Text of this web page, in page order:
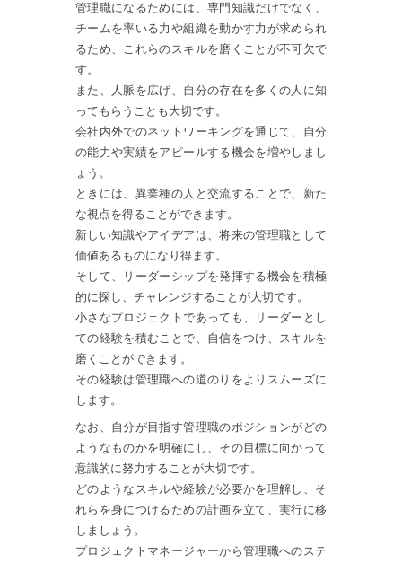
管理職になるためには、専門知識だけでなく、
チームを率いる力や組織を動かす力が求められ
るため、これらのスキルを磨くことが不可欠で
す。
また、人脈を広げ、自分の存在を多くの人に知
ってもらうことも大切です。
会社内外でのネットワーキングを通じて、自分
の能力や実績をアピールする機会を増やしまし
ょう。
ときには、異業種の人と交流することで、新た
な視点を得ることができます。
新しい知識やアイデアは、将来の管理職として
価値あるものになり得ます。
そして、リーダーシップを発揮する機会を積極
的に探し、チャレンジすることが大切です。
小さなプロジェクトであっても、リーダーとし
ての経験を積むことで、自信をつけ、スキルを
磨くことができます。
その経験は管理職への道のりをよりスムーズに
します。
なお、自分が目指す管理職のポジションがどの
ようなものかを明確にし、その目標に向かって
意識的に努力することが大切です。
どのようなスキルや経験が必要かを理解し、そ
れらを身につけるための計画を立て、実行に移
しましょう。
プロジェクトマネージャーから管理職へのステ